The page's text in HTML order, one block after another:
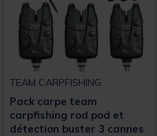
TEAM CARPFISHING
Pack carpe team
carpfishing rod pod et
détection buster 3 cannes